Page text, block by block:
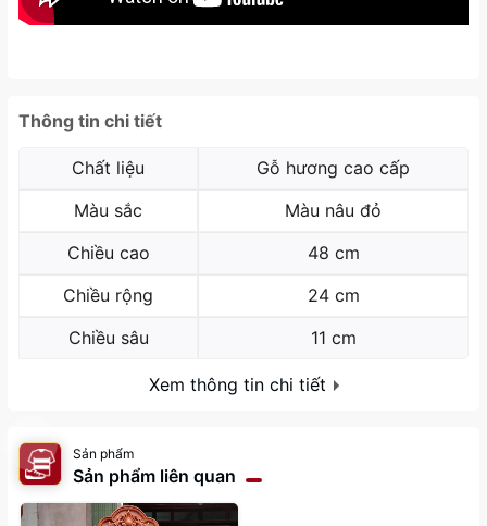
Thông tin chi tiết
Chất liệu
Gỗ hương cao cấp
Màu sắc
Màu nâu đỏ
Chiều cao
48 cm
Chiều rộng
24 cm
Chiều sâu
11 cm
Xem thông tin chi tiết
Sản phẩm
Sản phẩm liên quan